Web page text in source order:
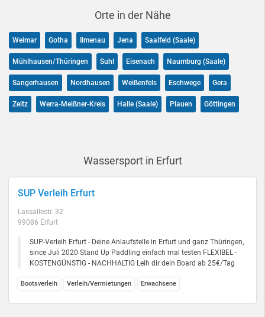
Orte in der Nähe
Weimar Gotha Ilmenau Jena Saalfeld (Saale)
Mühlhausen/Thüringen Suhl Eisenach Naumburg (Saale)
Sangerhausen Nordhausen Weißenfels Eschwege Gera
Zeitz Werra-Meißner-Kreis Halle (Saale) Plauen Göttingen
Wassersport in Erfurt
SUP Verleih Erfurt
Lassallestr. 32
99086 Erfurt
SUP-Verleih Erfurt - Deine Anlaufstelle in Erfurt und ganz Thüringen,
since Juli 2020 Stand Up Paddling einfach mal testen FLEXIBEL -
KOSTENGÜNSTIG - NACHHALTIG Leih dir dein Board ab 25€/Tag
Bootsverleih Verleih/Vermietungen Erwachsene